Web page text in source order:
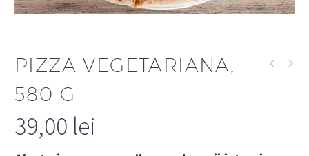
PIZZA VEGETARIANA,
580 G
39,00 lei